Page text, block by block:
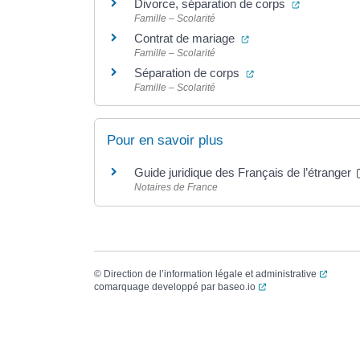
Divorce, séparation de corps (ouverture
Famille – Scolarité
Contrat de mariage (ouverture dans un
Famille – Scolarité
Séparation de corps (ouverture dans un
Famille – Scolarité
Pour en savoir plus
Guide juridique des Français de l’étranger
Notaires de France
© Direction de l’information légale et administrative
comarquage developpé par baseo.io (ouverture dans un